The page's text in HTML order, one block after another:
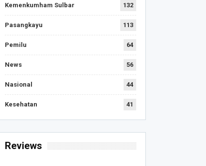
Kemenkumham Sulbar 132
Pasangkayu 113
Pemilu 64
News 56
Nasional 44
Kesehatan 41
Reviews